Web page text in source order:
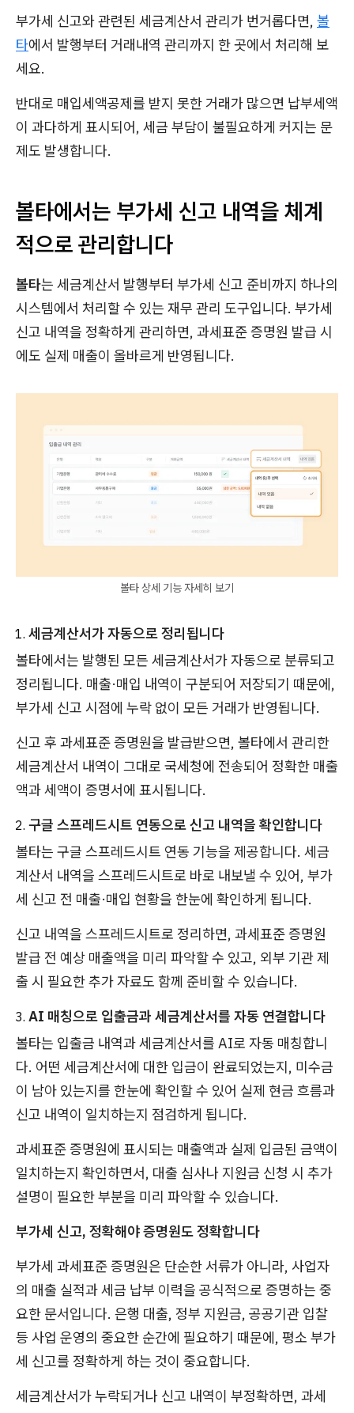
부가세 신고와 관련된 세금계산서 관리가 번거롭다면, 볼
타에서 발행부터 거래내역 관리까지 한 곳에서 처리해 보
세요.
반대로 매입세액공제를 받지 못한 거래가 많으면 납부세액
이 과다하게 표시되어, 세금 부담이 불필요하게 커지는 문
제도 발생합니다.
볼타에서는 부가세 신고 내역을 체계
적으로 관리합니다
볼타는 세금계산서 발행부터 부가세 신고 준비까지 하나의
시스템에서 처리할 수 있는 재무 관리 도구입니다. 부가세
신고 내역을 정확하게 관리하면, 과세표준 증명원 발급 시
에도 실제 매출이 올바르게 반영됩니다.
볼타 상세 기능 자세히 보기
세금계산서가 자동으로 정리됩니다
볼타에서는 발행된 모든 세금계산서가 자동으로 분류되고
정리됩니다. 매출·매입 내역이 구분되어 저장되기 때문에,
부가세 신고 시점에 누락 없이 모든 거래가 반영됩니다.
신고 후 과세표준 증명원을 발급받으면, 볼타에서 관리한
세금계산서 내역이 그대로 국세청에 전송되어 정확한 매출
액과 세액이 증명서에 표시됩니다.
구글 스프레드시트 연동으로 신고 내역을 확인합니다
볼타는 구글 스프레드시트 연동 기능을 제공합니다. 세금
계산서 내역을 스프레드시트로 바로 내보낼 수 있어, 부가
세 신고 전 매출·매입 현황을 한눈에 확인하게 됩니다.
신고 내역을 스프레드시트로 정리하면, 과세표준 증명원
발급 전 예상 매출액을 미리 파악할 수 있고, 외부 기관 제
출 시 필요한 추가 자료도 함께 준비할 수 있습니다.
AI 매칭으로 입출금과 세금계산서를 자동 연결합니다
볼타는 입출금 내역과 세금계산서를 AI로 자동 매칭합니
다. 어떤 세금계산서에 대한 입금이 완료되었는지, 미수금
이 남아 있는지를 한눈에 확인할 수 있어 실제 현금 흐름과
신고 내역이 일치하는지 점검하게 됩니다.
과세표준 증명원에 표시되는 매출액과 실제 입금된 금액이
일치하는지 확인하면서, 대출 심사나 지원금 신청 시 추가
설명이 필요한 부분을 미리 파악할 수 있습니다.
부가세 신고, 정확해야 증명원도 정확합니다
부가세 과세표준 증명원은 단순한 서류가 아니라, 사업자
의 매출 실적과 세금 납부 이력을 공식적으로 증명하는 중
요한 문서입니다. 은행 대출, 정부 지원금, 공공기관 입찰
등 사업 운영의 중요한 순간에 필요하기 때문에, 평소 부가
세 신고를 정확하게 하는 것이 중요합니다.
세금계산서가 누락되거나 신고 내역이 부정확하면, 과세